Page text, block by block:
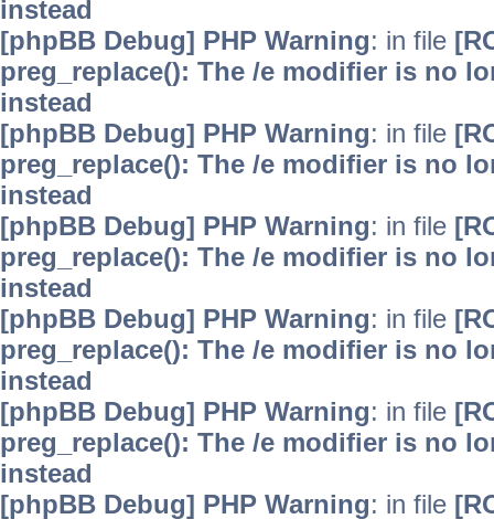
instead
[phpBB Debug] PHP Warning: in file
preg_replace(): The /e modifier is no
instead
[phpBB Debug] PHP Warning: in file
preg_replace(): The /e modifier is no
instead
[phpBB Debug] PHP Warning: in file
preg_replace(): The /e modifier is no
instead
[phpBB Debug] PHP Warning: in file
preg_replace(): The /e modifier is no
instead
[phpBB Debug] PHP Warning: in file
preg_replace(): The /e modifier is no
instead
[phpBB Debug] PHP Warning: in file